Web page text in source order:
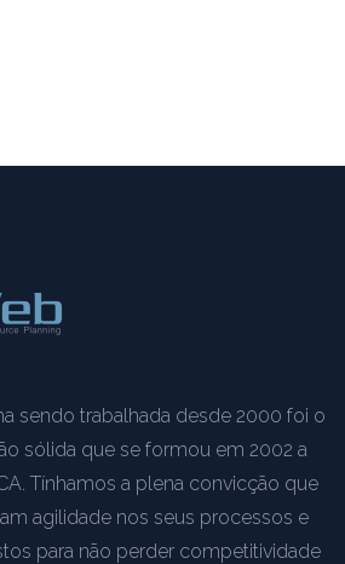
sendo trabalhada desde 2000 foi o
sólida que se formou em 2002 a
Tínhamos a plena convicção que
agilidade nos seus processos e
para não perder competitividade